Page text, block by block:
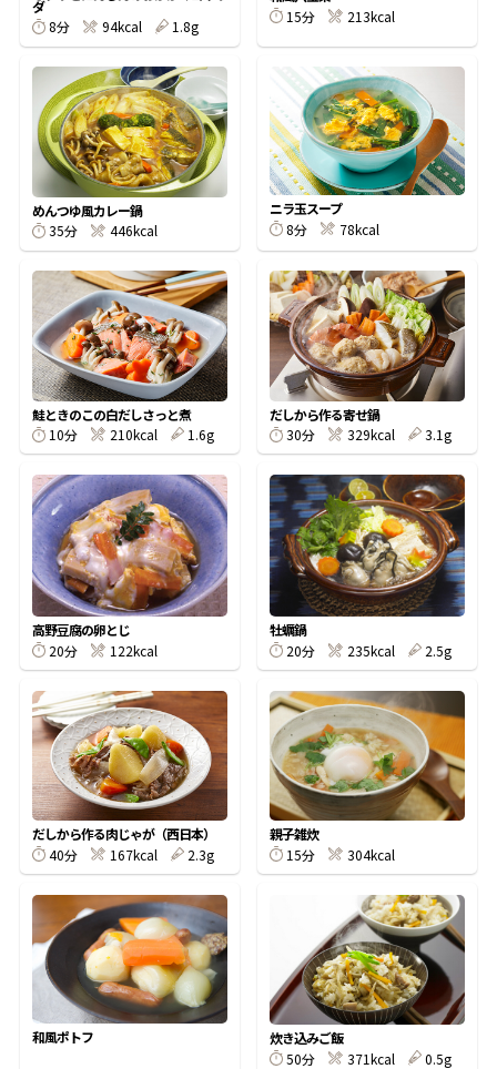
新鮮一番 『氷熟®』
『踊り節』
鰹節屋の
だしパック
だし粉
商品情報一覧
おすすめサイト
新鮮一番
氷熟®︎
ダ
8分
94kcal 1.8g
15分
213kcal
めんつゆ風カレー鍋
35分
446kcal
ニラ玉スープ
8分
78kcal
鮭ときのこの白だしさっと煮
10分
210kcal 1.6g
だしから作る寄せ鍋
30分
329kcal 3.1g
高野豆腐の卵とじ
20分
122kcal
牡蠣鍋
20分
235kcal 2.5g
だしから作る肉じゃが（西日本）
40分
167kcal 2.3g
親子雑炊
15分
304kcal
和風ポトフ
炊き込みご飯
50分
371kcal 0.5g